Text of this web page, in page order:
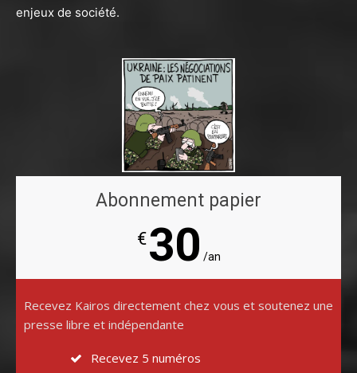
enjeux de société.
Abonnement papier
€30 /an
Recevez Kairos directement chez vous et soutenez une
presse libre et indépendante
Recevez 5 numéros